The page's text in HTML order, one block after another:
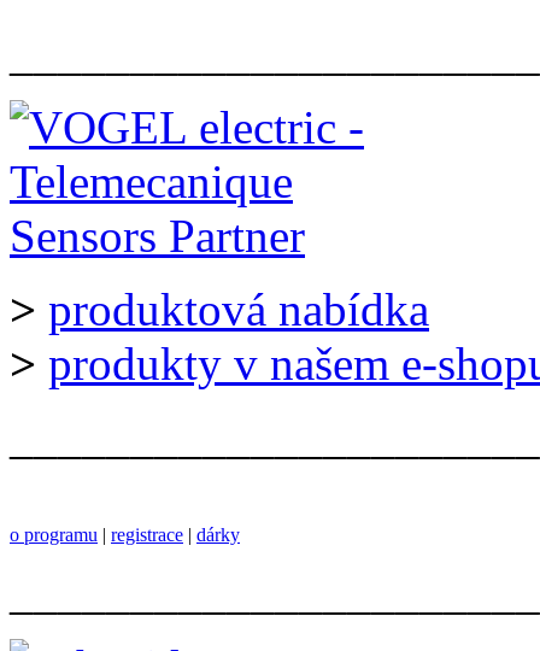
> produktová nabídka
> produkty v našem e-
o programu | registrace | dárky